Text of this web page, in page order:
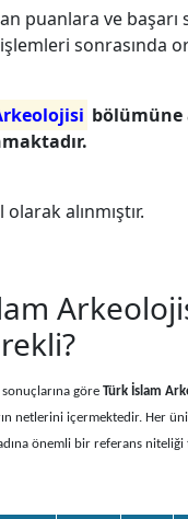
puanlara ve başarı
sonrasında
bölümüne
alınmıştır.
göre Türk İslam
netlerini içermektedir. Her
önemli bir referans niteliği